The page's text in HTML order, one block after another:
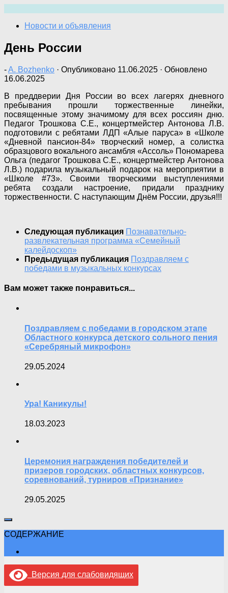
содержимому
Новости и объявления
День России
-A. Bozhenko · Опубликовано 11.06.2025 · Обновлено
16.06.2025
В преддверии Дня России во всех лагерях дневного
пребывания прошли торжественные линейки,
посвященные этому значимому для всех россиян дню.
Педагог Трошкова С.Е., концертмейстер Антонова Л.В.
подготовили с ребятами ЛДП «Алые паруса» в «Школе
«Дневной пансион-84» творческий номер, а солистка
образцового вокального ансамбля «Ассоль» Пономарева
Ольга (педагог Трошкова С.Е., концертмейстер Антонова
Л.В.) подарила музыкальный подарок на мероприятии в
«Школе #73». Своими творческими выступлениями
ребята создали настроение, придали празднику
торжественности. С наступающим Днём России, друзья!!!
Следующая публикация Познавательно-
развлекательная программа «Семейный
калейдоскоп»
Предыдущая публикация Поздравляем с
победами в музыкальных конкурсах
Вам может также понравиться...
Поздравляем с победами в городском этапе
Областного конкурса детского сольного пения
«Серебряный микрофон»
29.05.2024
Ура! Каникулы!
18.03.2023
Церемония награждения победителей и
призеров городских, областных конкурсов,
соревнований, турниров «Признание»
29.05.2025
СОДЕРЖАНИЕ
Версия для слабовидящих